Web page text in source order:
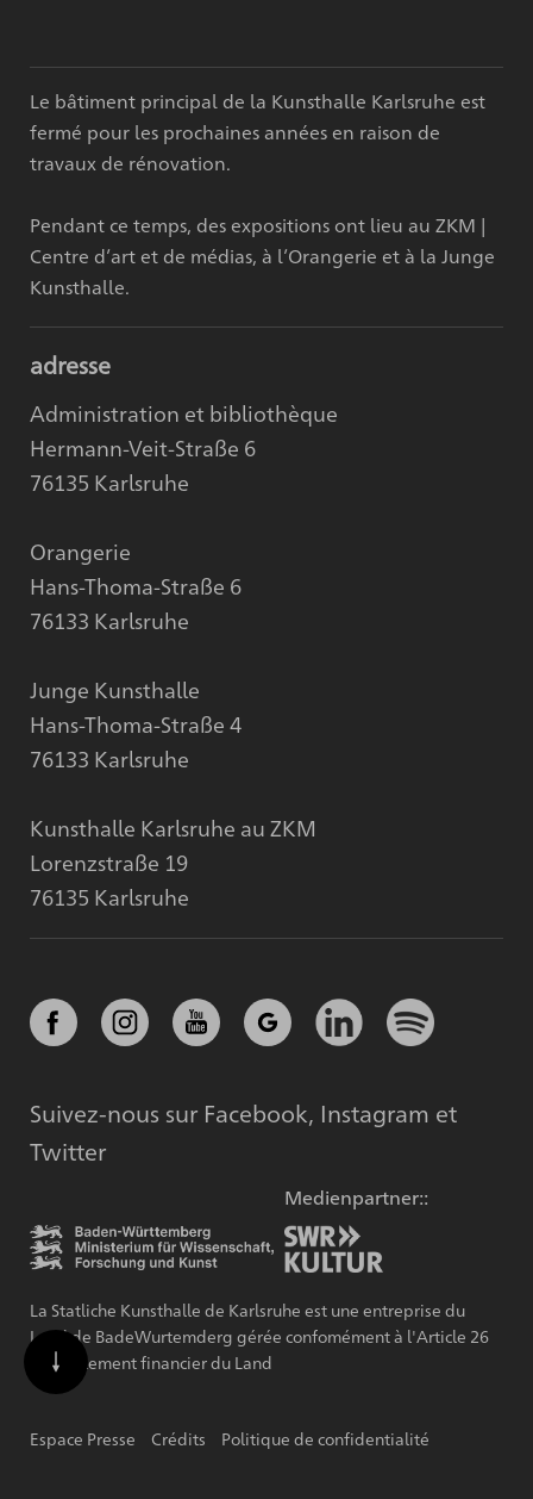
Le bâtiment principal de la Kunsthalle Karlsruhe est
fermé pour les prochaines années en raison de
travaux de rénovation.
Pendant ce temps, des expositions ont lieu au ZKM |
Centre d’art et de médias, à l’Orangerie et à la Junge
Kunsthalle.
adresse
Administration et bibliothèque
Hermann-Veit-Straße 6
76135 Karlsruhe
Orangerie
Hans-Thoma-Straße 6
76133 Karlsruhe
Junge Kunsthalle
Hans-Thoma-Straße 4
76133 Karlsruhe
Kunsthalle Karlsruhe au ZKM
Lorenzstraße 19
76135 Karlsruhe
Suivez-nous sur Facebook, Instagram et
Twitter
Medienpartner::
La Statliche Kunsthalle de Karlsruhe est une entreprise du
Land de BadeWurtemderg gérée confomément à l'Article 26
du Règlement financier du Land
Espace Presse Crédits Politique de confidentialité